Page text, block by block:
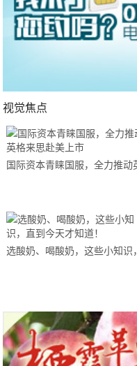
视觉焦点
国际资本青睐国服，全力推动
选酸奶、喝酸奶，这些小知识